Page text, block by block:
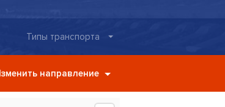
Типы транспорта
направление